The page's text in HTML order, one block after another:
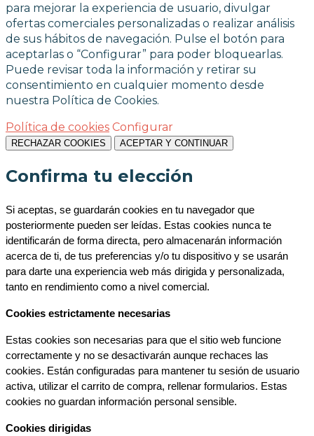
para mejorar la experiencia de usuario, divulgar
ofertas comerciales personalizadas o realizar análisis
de sus hábitos de navegación. Pulse el botón para
aceptarlas o “Configurar” para poder bloquearlas.
Puede revisar toda la información y retirar su
consentimiento en cualquier momento desde
nuestra Política de Cookies.
Política de cookies Configurar
RECHAZAR COOKIES ACEPTAR Y CONTINUAR
Confirma tu elección
Si aceptas, se guardarán cookies en tu navegador que
posteriormente pueden ser leídas. Estas cookies nunca te
identificarán de forma directa, pero almacenarán información
acerca de ti, de tus preferencias y/o tu dispositivo y se usarán
para darte una experiencia web más dirigida y personalizada,
tanto en rendimiento como a nivel comercial.
Cookies estrictamente necesarias
Estas cookies son necesarias para que el sitio web funcione
correctamente y no se desactivarán aunque rechaces las
cookies. Están configuradas para mantener tu sesión de usuario
activa, utilizar el carrito de compra, rellenar formularios. Estas
cookies no guardan información personal sensible.
Cookies dirigidas